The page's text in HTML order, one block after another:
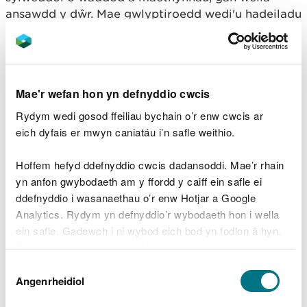
Mae'r wefan hon yn defnyddio cwcis
Rydym wedi gosod ffeiliau bychain o’r enw cwcis ar
eich dyfais er mwyn caniatáu i’n safle weithio.
Hoffem hefyd ddefnyddio cwcis dadansoddi. Mae’r rhain
yn anfon gwybodaeth am y ffordd y caiff ein safle ei
ddefnyddio i wasanaethau o’r enw Hotjar a Google
Analytics. Rydym yn defnyddio’r wybodaeth hon i wella
ein safle. Gadewch i ni wybod eich bod yn fodlon â hyn.
Byddwn yn defnyddio cwci i gadw eich dewis.
Gellirdarllen mwy am ein cwcis cyn i chi ddewis.
Caniatâd
Angenrheidiol
ansawdd y dŵr. Mae gwlyptiroedd wedi'u hadeiladu
yn cael eu treialu i drin carthion a rheoli llif dŵr,
gan gyfrannu at amgylcheddau mwy diogel a
glanach.
Mae'r ecosystemau hyn hefyd yn gwella llesiant
trwy hamdden, treftadaeth ddiwylliannol ac
addysg. Gwnaed dros 28 miliwn o ymweliadau â
safleoedd dŵr croyw yn 2021/22, gan gynnig
manteision iechyd corfforol a meddyliol. Mae
dulliau pysgota traddodiadol o werth treftadaeth,
ac mae llawer o safleoedd dŵr croyw yn cefnogi
dysgu ac ymchwil. Fodd bynnag, mae grwpiau
lleiafrifol yn parhau i fod heb gynrychiolaeth
rôl ecosystemau dŵr croyw yn iechyd a llesiant y
cyhoedd.